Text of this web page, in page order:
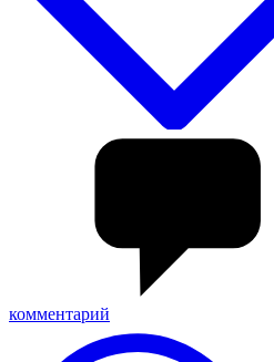
комментарий